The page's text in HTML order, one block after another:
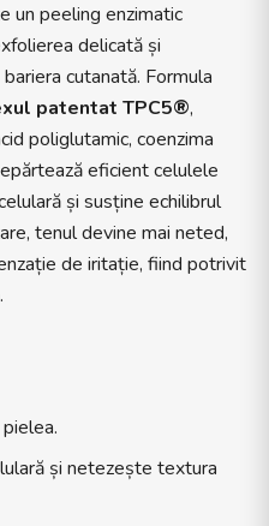
un peeling enzimatic
delicată și
cutanată. Formula
patentat TPC5®,
poliglutamic, coenzima
eficient celulele
și susține echilibrul
tenul devine mai neted,
de iritație, fiind potrivit
și netezește textura